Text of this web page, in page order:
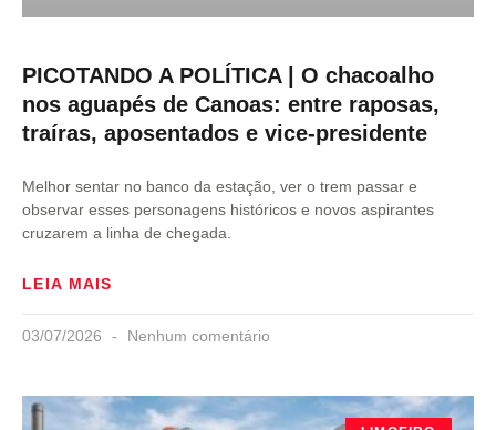
PICOTANDO A POLÍTICA | O chacoalho
nos aguapés de Canoas: entre raposas,
traíras, aposentados e vice-presidente
Melhor sentar no banco da estação, ver o trem passar e
observar esses personagens históricos e novos aspirantes
cruzarem a linha de chegada.
LEIA MAIS
03/07/2026 Nenhum comentário